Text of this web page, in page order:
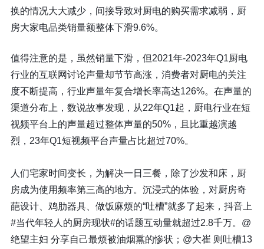
换的情况大大减少，间接导致对厨电的购买需求减弱， 厨
房大家电品类销量额整体下滑9.6%。
值得注意的是，虽然销量下滑，但2021年-2023年Q1厨电
行业的互联网讨论声量却节节高涨， 消费者对厨电的关注
度不断提高， 行业声量年复合增长率高达126%。 在声量的
渠道分布上，数说故事发现，从22年Q1起，厨电行业在短
视频平台上的声量超过整体声量的50%，且比重越演越
烈， 23年Q1短视频平台声量占比超过70%。
人们宅家时间变长，为解决一日三餐，除了沙发和床，厨
房成为使用频率第三高的地方。沉浸式的体验，对厨房奇
葩设计、鸡肋器具、做饭麻烦的“吐槽”就多了起来，抖音上
#当代年轻人的厨房现状#的话题互动量就超过2.8千万。@
绝望主妇 分享自己最烦被油烟熏的惨状；@大崔 则吐槽13